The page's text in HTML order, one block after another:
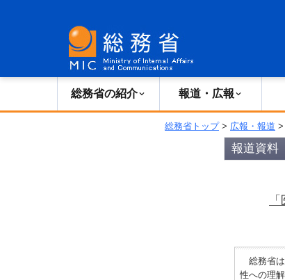
総務省の紹介 報道・広報
総務省トップ> 広報・報道 >
報道資料
総務省は
性への理